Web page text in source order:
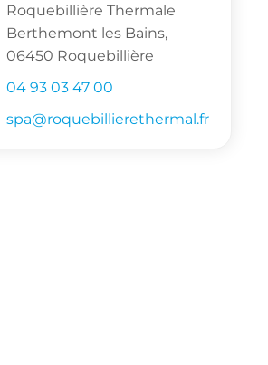
Roquebillière Thermale
Berthemont les Bains,
06450 Roquebillière
04 93 03 47 00
spa@roquebillierethermal.fr